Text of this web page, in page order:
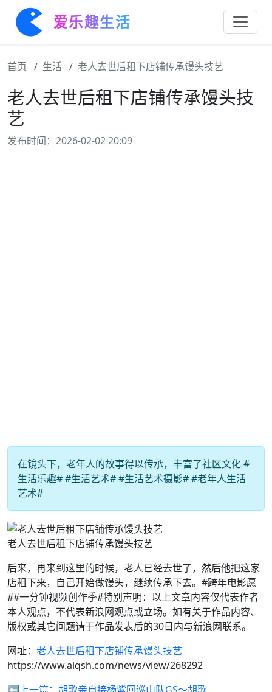
爱乐趣生活
首页 生活 老人去世后租下店铺传承馒头技艺
老人去世后租下店铺传承馒头技
艺
发布时间：2026-02-02 20:09
在镜头下，老年人的故事得以传承，丰富了社区文化 #
生活乐趣# #生活艺术# #生活艺术摄影# #老年人生活
艺术#
老人去世后租下店铺传承馒头技艺
后来，再来到这里的时候，老人已经去世了，然后他把这家
店租下来，自己开始做馒头，继续传承下去。#跨年电影愿
##一分钟视频创作季#特别声明：以上文章内容仅代表作者
本人观点，不代表新浪网观点或立场。如有关于作品内容、
版权或其它问题请于作品发表后的30日内与新浪网联系。
网址： 老人去世后租下店铺传承馒头技艺
https://www.alqsh.com/news/view/268292